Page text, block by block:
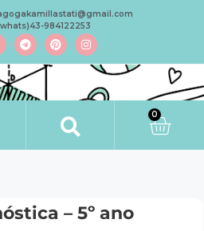
984122253
0
– 5º ano